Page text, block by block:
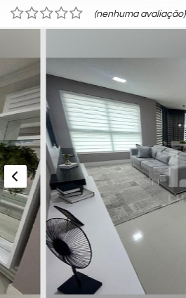
(nenhuma avaliação)